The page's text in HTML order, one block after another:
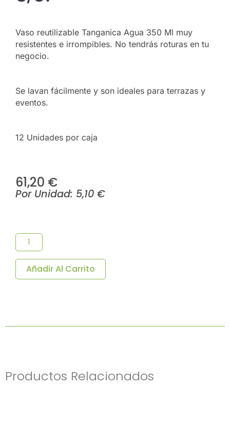
Vaso reutilizable Tanganica Agua 350 Ml muy
resistentes e irrompibles. No tendrás roturas en tu
negocio.
Se lavan fácilmente y son ideales para terrazas y
eventos.
12 Unidades por caja
61,20 €
Por Unidad: 5,10 €
Agua
Reutilizable
PC
350
ML
Añadir Al Carrito
Productos Relacionados